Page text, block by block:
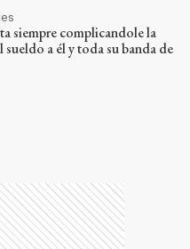
siempre complicandole la
sueldo a él y toda su banda de